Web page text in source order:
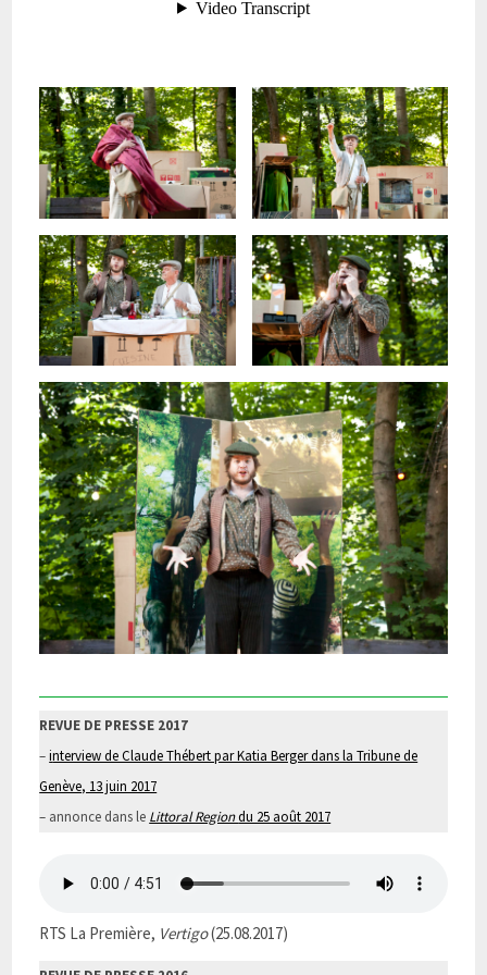
REVUE DE PRESSE 2017
–interview de Claude Thébert par Katia Berger dans la Tribune de
Genève, 13 juin 2017
– annonce dans le Littoral Regiondu 25 août 2017
RTS La Première, Vertigo(25.08.2017)